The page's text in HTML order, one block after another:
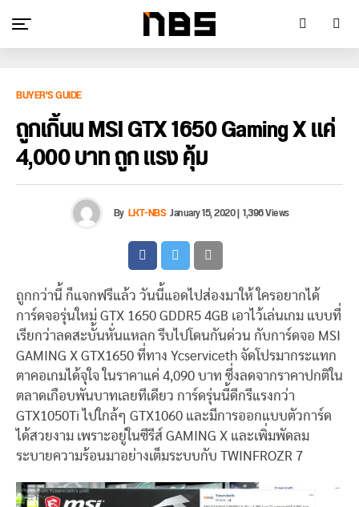
BUYER'S GUIDE
ถูกเกิ้นน MSI GTX 1650 Gaming X แค่
4,000 บาท ถูก แรง คุ้ม
By LKT-NBSJanuary 15, 2020|1,396 Views
ถูกกว่านี้ ก็แจกฟรีแล้ว วันนี้แอดไปส่องมาให้ ใครอยากได้
การ์ดจอรุ่นใหม่ GTX 1650 GDDR5 4GB เอาไว้เล่นเกม แบบที่
เรียกว่าลดสะบั้นหั่นแหลก รีบไปโดนกันด่วน กับการ์ดจอ MSI
GAMING X GTX1650 ที่ทาง Ycserviceth จัดโปรมากระแทก
ตาคอเกมได้จุใจ ในราคาแค่ 4,090 บาท ซึ่งลดจากราคาปกติใน
ตลาดเกือบพันบาทเลยทีเดียว การ์ดรุ่นนี้ดีกรีแรงกว่า
GTX1050Ti ไปใกล้ๆ GTX1060 และมีการออกแบบตัวการ์ด
ได้สวยงาม เพราะอยู่ในซีรีส์ GAMING X และเพิ่มพัดลม
ระบายความร้อนมาอย่างเต็มระบบกับ TWINFROZR 7